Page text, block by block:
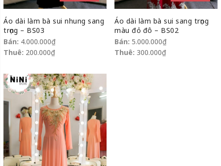
Áo dài làm bà sui nhung sang
trọng – BS03
Bán: 4.000.000₫
Thuê: 200.000₫
Áo dài làm bà sui sang trọng
màu đỏ đô – BS02
Bán: 5.000.000₫
Thuê: 300.000₫